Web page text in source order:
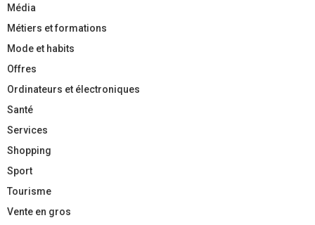
Média
Métiers et formations
Mode et habits
Offres
Ordinateurs et électroniques
Santé
Services
Shopping
Sport
Tourisme
Vente en gros